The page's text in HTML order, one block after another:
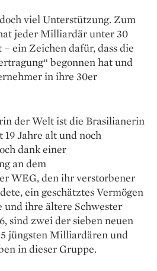
viel Unterstützung. Zum
jeder Milliardär unter 30
ein Zeichen dafür, dass die
begonnen hat und
in ihre 30er
der Welt ist die Brasilianerin
Jahre alt und noch
dank einer
an dem
WEG, den ihr verstorbener
ein geschätztes Vermögen
und ihre ältere Schwester
sind zwei der sieben neuen
jüngsten Milliardären und
in dieser Gruppe.